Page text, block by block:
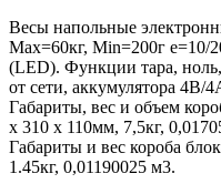
Весы напольные
Мах=60кг, Min=200г е=10/
(LED). Функции тара,
от сети, аккумулятора 4В/
Габариты, вес и объем
х 310 х 110мм, 7,5кг,
Габариты и вес короба
1.45кг, 0,01190025 м3.